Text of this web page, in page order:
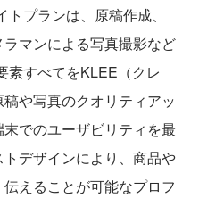
プランは、原稿作成、
マンによる写真撮影など
素すべてをKLEE（クレ
や写真のクオリティアッ
でのユーザビリティを最
デザインにより、商品や
えることが可能なプロフ